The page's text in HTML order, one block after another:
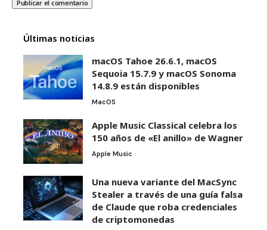
Últimas noticias
macOS Tahoe 26.6.1, macOS
Sequoia 15.7.9 y macOS Sonoma
14.8.9 están disponibles
MacOS
Apple Music Classical celebra los
150 años de «El anillo» de Wagner
Apple Music
Una nueva variante del MacSync
Stealer a través de una guía falsa
de Claude que roba credenciales
de criptomonedas